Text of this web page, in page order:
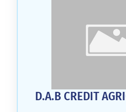
D.A.B CREDIT